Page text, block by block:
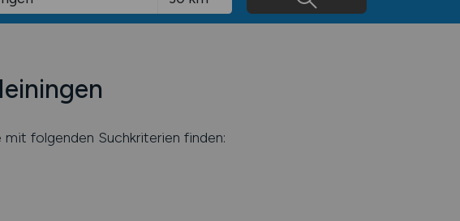
folgenden Suchkriterien finden: